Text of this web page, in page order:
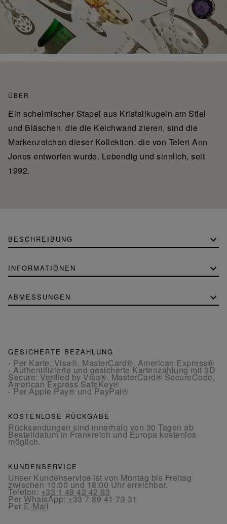
ÜBER
Ein schelmischer Stapel aus Kristallkugeln am Stiel
und Bläschen, die die Kelchwand zieren, sind die
Markenzeichen dieser Kollektion, die von Teleri Ann
Jones entworfen wurde. Lebendig und sinnlich, seit
1992.
BESCHREIBUNG
INFORMATIONEN
ABMESSUNGEN
GESICHERTE BEZAHLUNG
- Per Karte: Visa®, MasterCard®, American Express®
- Authentifizierte und gesicherte Kartenzahlung mit 3D
Secure: Verified by Visa®, MasterCard® SecureCode,
American Express SafeKey®
- Per Apple Pay® und PayPal®
KOSTENLOSE RÜCKGABE
Rücksendungen sind innerhalb von 30 Tagen ab
Bestelldatum in Frankreich und Europa kostenlos
möglich.
KUNDENSERVICE
Unser Kundenservice ist von Montag bis Freitag
zwischen 10:00 und 18:00 Uhr erreichbar.
Telefon:+33 1 49 42 42 63
Per WhatsApp:+33 7 89 41 73 31
Per E-Mail